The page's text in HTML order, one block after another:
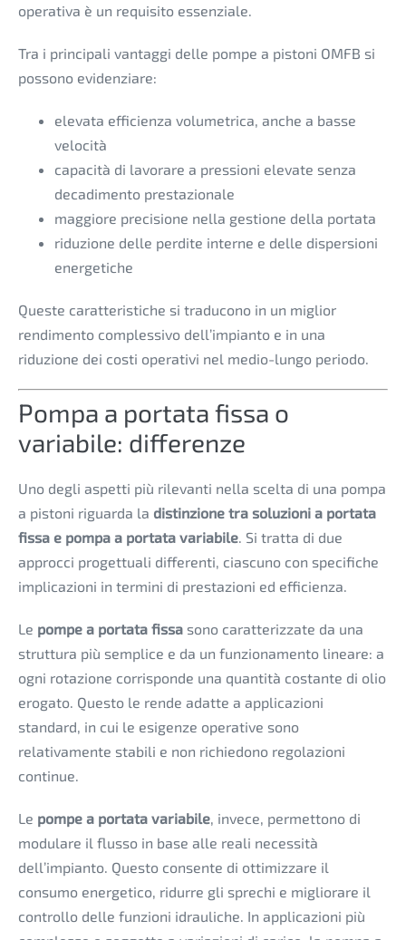
operativa è un requisito essenziale.
Tra i principali vantaggi delle pompe a pistoni OMFB si
possono evidenziare:
elevata efficienza volumetrica, anche a basse
velocità
capacità di lavorare a pressioni elevate senza
decadimento prestazionale
maggiore precisione nella gestione della portata
riduzione delle perdite interne e delle dispersioni
energetiche
Queste caratteristiche si traducono in un miglior
rendimento complessivo dell’impianto e in una
riduzione dei costi operativi nel medio-lungo periodo.
Pompa a portata fissa o
variabile: differenze
Uno degli aspetti più rilevanti nella scelta di una pompa
a pistoni riguarda la distinzione tra soluzioni a portata
fissa e pompa a portata variabile . Si tratta di due
approcci progettuali differenti, ciascuno con specifiche
implicazioni in termini di prestazioni ed efficienza.
Le pompe a portata fissa sono caratterizzate da una
struttura più semplice e da un funzionamento lineare: a
ogni rotazione corrisponde una quantità costante di olio
erogato. Questo le rende adatte a applicazioni
standard, in cui le esigenze operative sono
relativamente stabili e non richiedono regolazioni
continue.
Le pompe a portata variabile , invece, permettono di
modulare il flusso in base alle reali necessità
dell’impianto. Questo consente di ottimizzare il
consumo energetico, ridurre gli sprechi e migliorare il
controllo delle funzioni idrauliche. In applicazioni più